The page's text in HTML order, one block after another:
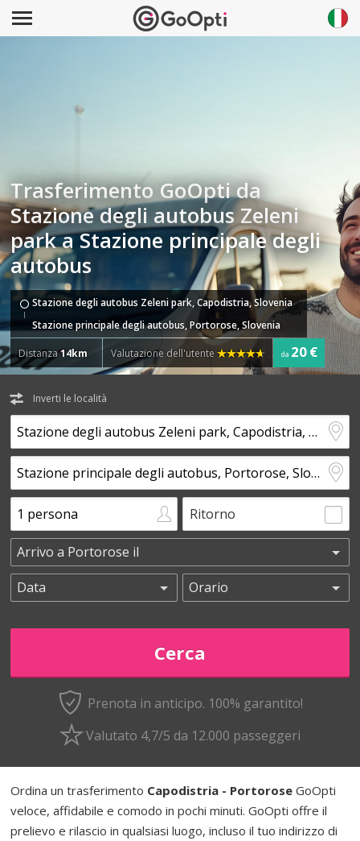
Trasferimento GoOpti da
Stazione degli autobus Zeleni
park a Stazione principale degli
autobus
Stazione degli autobus Zeleni park, Capodistria, Slovenia
Stazione principale degli autobus, Portorose, Slovenia
Distanza14km Valutazione dell'utente da 20 €
Inverti le località
Ritorno
Prenota in anticipo. 100% garantito!
Valutato 4,7/5 da 12.000 passeggeri
Ordina un trasferimento Capodistria - Portorose GoOpti
veloce, affidabile e comodo in pochi minuti. GoOpti offre il
prelievo e rilascio in qualsiasi luogo, incluso il tuo indirizzo di